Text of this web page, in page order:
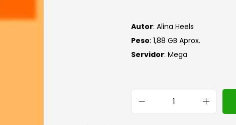
Autor: Alina Heels
Peso: 1,88 GB Aprox.
Servidor: Mega